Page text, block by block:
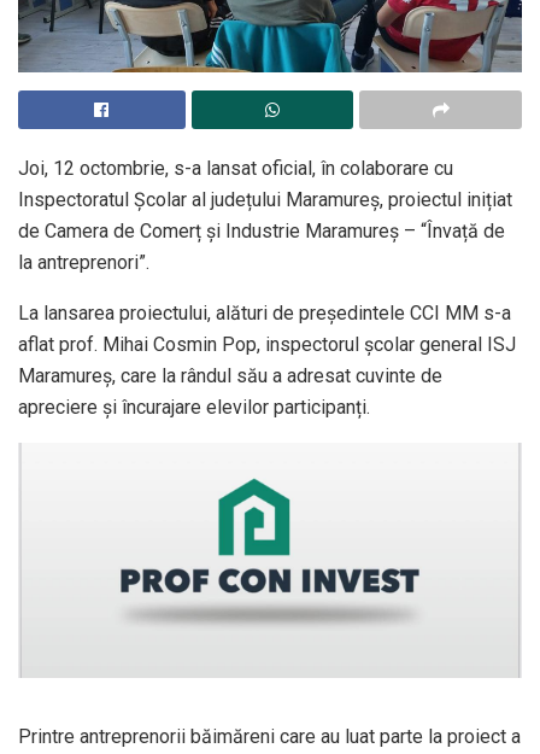
Joi, 12 octombrie, s-a lansat oficial, în colaborare cu
Inspectoratul Școlar al județului Maramureș, proiectul inițiat
de Camera de Comerț și Industrie Maramureș – “Învață de
la antreprenori”.
La lansarea proiectului, alături de președintele CCI MM s-a
aflat prof. Mihai Cosmin Pop, inspectorul școlar general ISJ
Maramureș, care la rândul său a adresat cuvinte de
apreciere și încurajare elevilor participanți.
Printre antreprenorii băimăreni care au luat parte la proiect a